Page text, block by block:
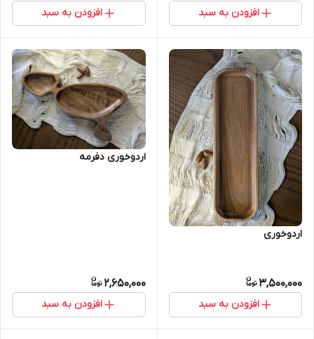
افزودن به سبد افزودن به سبد
اردوخوری
3,500,000
افزودن به سبد
اردوخوری دفرمه
2,650,000
افزودن به سبد